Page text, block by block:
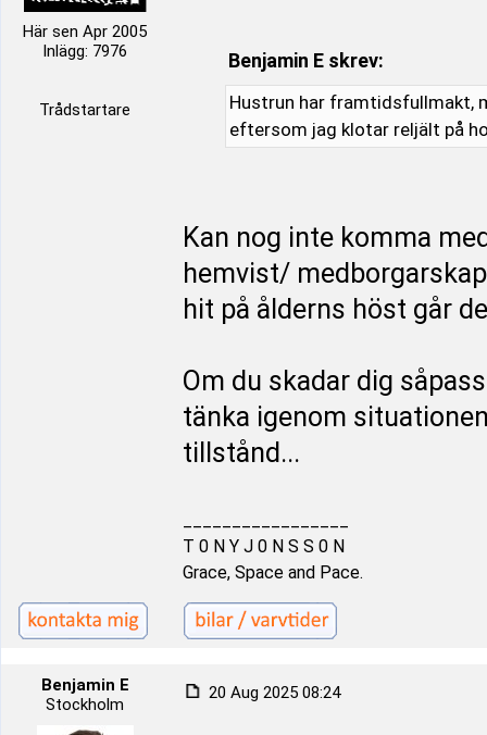
Här sen Apr 2005
Inlägg: 7976
Trådstartare
Benjamin E skrev:
Hustrun har framtidsfullmakt,
eftersom jag klotar reljält på
Kan nog inte komma
hemvist/
hit på ålderns höst går
Om du skadar dig
tänka igenom
tillstånd...
T 0 N Y J 0 N S S 0 N
Grace, Space and Pace.
Benjamin E
Stockholm
20 Aug 2025 08:24